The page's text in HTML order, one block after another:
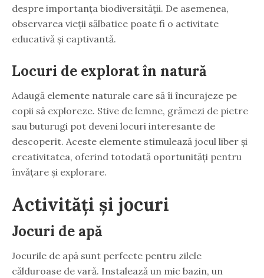
despre importanța biodiversității. De asemenea,
observarea vieții sălbatice poate fi o activitate
educativă și captivantă.
Locuri de explorat în natură
Adaugă elemente naturale care să îi încurajeze pe
copii să exploreze. Stive de lemne, grămezi de pietre
sau buturugi pot deveni locuri interesante de
descoperit. Aceste elemente stimulează jocul liber și
creativitatea, oferind totodată oportunități pentru
învățare și explorare.
Activități și jocuri
Jocuri de apă
Jocurile de apă sunt perfecte pentru zilele
călduroase de vară. Instalează un mic bazin, un